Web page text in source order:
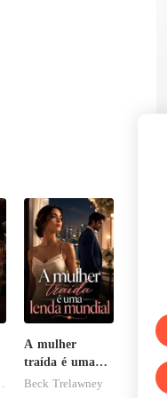
A mulher
traída é uma
lenda mundial
Beck Trelawney